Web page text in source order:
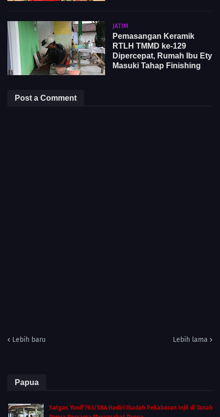
JATIM
Pemasangan Keramik
RTLH TMMD ke-129
Dipercepat, Rumah Ibu Ety
Masuki Tahap Finishing
Post a Comment
Lebih baru Lebih lama
Papua
Satgas Yonif 763/SBA Hadiri Ibadah Pekabaran Injil di Tanah